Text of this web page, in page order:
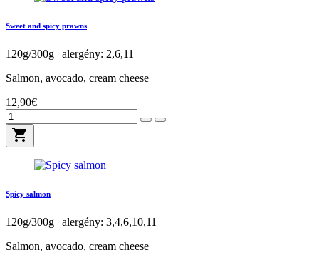
Sweet and spicy prawns
120g/300g | alergény: 2,6,11
Salmon, avocado, cream cheese
12,90€
shopping_cart
Spicy salmon
120g/300g | alergény: 3,4,6,10,11
Salmon, avocado, cream cheese